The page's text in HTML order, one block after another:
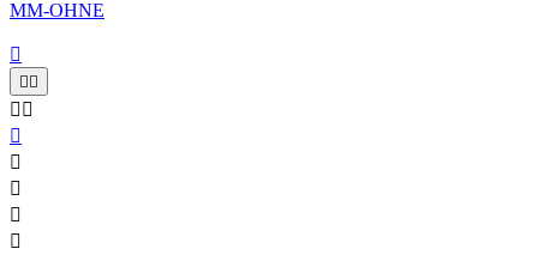


 




